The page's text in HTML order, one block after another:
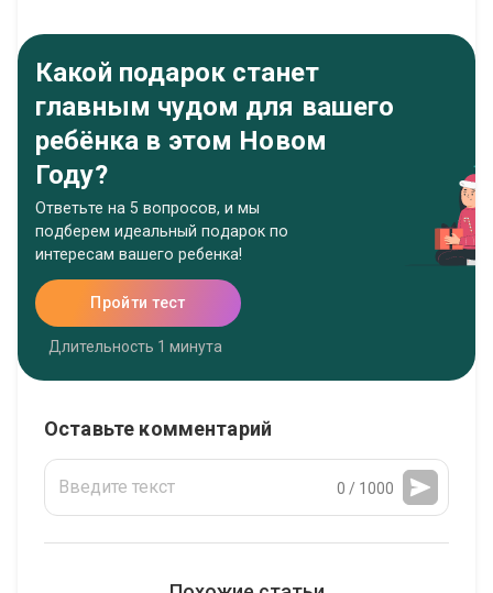
Какой подарок станет
главным чудом для вашего
ребёнка в этом Новом
Году?
Ответьте на 5 вопросов, и мы
подберем идеальный подарок по
интересам вашего ребенка!
Пройти тест
Длительность 1 минута
Оставьте комментарий
0 / 1000